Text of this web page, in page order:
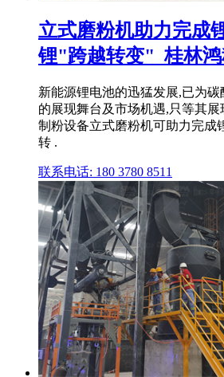
立式磨粉机助力完成
锂"跨越转变"_桂林
新能源锂电池的迅猛发展,已为
的展现舞台及市场机遇,只等其
制粉设备立式磨粉机可助力完成
转 .
联系电话: 180 3780 8511